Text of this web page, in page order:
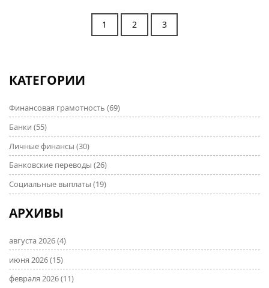
1 2 3
КАТЕГОРИИ
Финансовая грамотность (69)
Банки (55)
Личные финансы (30)
Банковские переводы (26)
Социальные выплаты (19)
АРХИВЫ
августа 2026(4)
июня 2026(15)
февраля 2026(11)